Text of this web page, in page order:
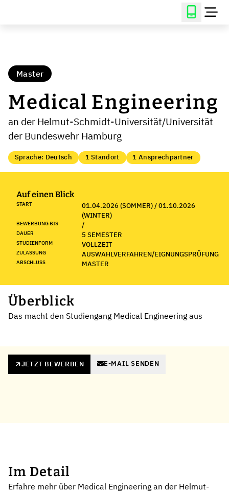
Master
Medical Engineering
an der Helmut-Schmidt-Universität/Universität
der Bundeswehr Hamburg
Sprache: Deutsch 1 Standort 1 Ansprechpartner
Auf einen Blick
START
01.04.2026 (SOMMER) / 01.10.2026
(WINTER)
BEWERBUNG BIS /
DAUER 5 SEMESTER
STUDIENFORM VOLLZEIT
ZULASSUNG AUSWAHLVERFAHREN/EIGNUNGSPRÜFUNG
ABSCHLUSS MASTER
Überblick
Das macht den Studiengang Medical Engineering aus
JETZT BEWERBEN E-MAIL SENDEN
Im Detail
Erfahre mehr über Medical Engineering an der Helmut-